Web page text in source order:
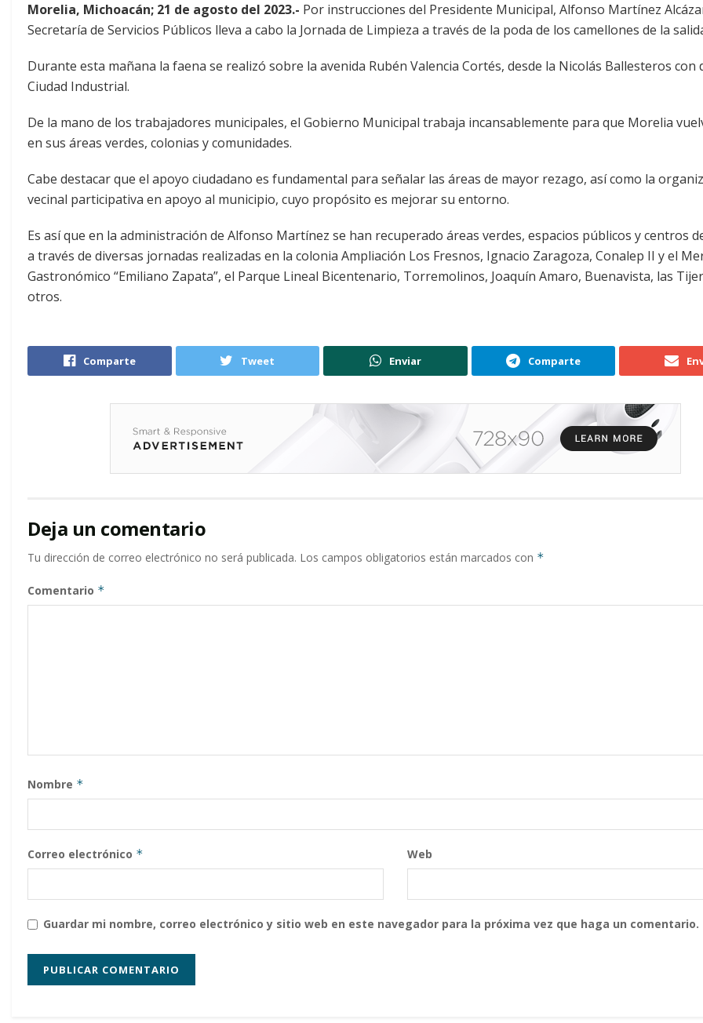
Morelia, Michoacán; 21 de agosto del 2023.- Por instrucciones del Presidente Municipal, Alfonso Martínez
Secretaría de Servicios Públicos lleva a cabo la Jornada de Limpieza a través de la poda de los camellones de la
Durante esta mañana la faena se realizó sobre la avenida Rubén Valencia Cortés, desde la Nicolás Ballesteros con
Ciudad Industrial.
De la mano de los trabajadores municipales, el Gobierno Municipal trabaja incansablemente para que Morelia
en sus áreas verdes, colonias y comunidades.
Cabe destacar que el apoyo ciudadano es fundamental para señalar las áreas de mayor rezago, así como la
vecinal participativa en apoyo al municipio, cuyo propósito es mejorar su entorno.
Es así que en la administración de Alfonso Martínez se han recuperado áreas verdes, espacios públicos y centros
a través de diversas jornadas realizadas en la colonia Ampliación Los Fresnos, Ignacio Zaragoza, Conalep II y el
Gastronómico “Emiliano Zapata”, el Parque Lineal Bicentenario, Torremolinos, Joaquín Amaro, Buenavista, las
otros.
Comparte Tweet Enviar Comparte
Deja un comentario
Tu dirección de correo electrónico no será publicada. Los campos obligatorios están marcados con *
Comentario *
Nombre *
Correo electrónico * Web
Guardar mi nombre, correo electrónico y sitio web en este navegador para la próxima vez que haga un comentario.